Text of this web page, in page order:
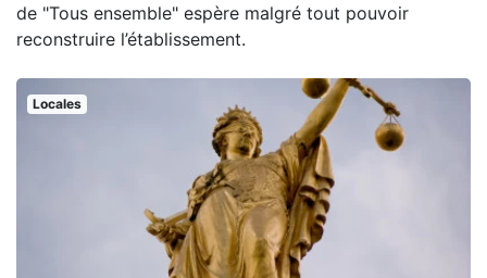
de "Tous ensemble" espère malgré tout pouvoir
reconstruire l’établissement.
Locales